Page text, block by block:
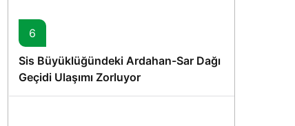
6
Sis Büyüklüğündeki Ardahan-Sar Dağı
Geçidi Ulaşımı Zorluyor